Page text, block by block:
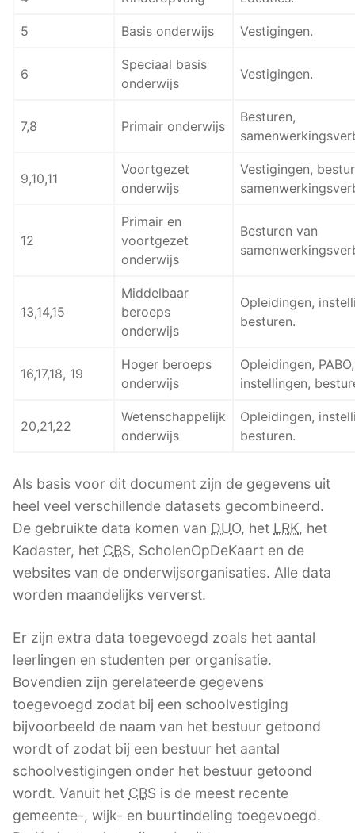
5 Basis onderwijs Vestigingen.
6
Speciaal basis
onderwijs
Vestigingen.
7,8 Primair onderwijs
Besturen,
9,10,11
Voortgezet
onderwijs
Vestigingen,
12
Primair en
voortgezet
onderwijs
Besturen van
13,14,15
Middelbaar
beroeps
onderwijs
Opleidingen,
besturen.
16,17,18, 19
Hoger beroeps
onderwijs
Opleidingen, PABO,
instellingen,
20,21,22
Wetenschappelijk
onderwijs
Opleidingen,
besturen.
Als basis voor dit document zijn de gegevens uit
heel veel verschillende datasets gecombineerd.
De gebruikte data komen van DUO, het LRK, het
Kadaster, het CBS, ScholenOpDeKaart en de
websites van de onderwijsorganisaties. Alle data
worden maandelijks ververst.
Er zijn extra data toegevoegd zoals het aantal
leerlingen en studenten per organisatie.
Bovendien zijn gerelateerde gegevens
toegevoegd zodat bij een schoolvestiging
bijvoorbeeld de naam van het bestuur getoond
wordt of zodat bij een bestuur het aantal
schoolvestigingen onder het bestuur getoond
wordt. Vanuit het CBS is de meest recente
gemeente-, wijk- en buurtindeling toegevoegd.